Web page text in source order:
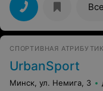
СПОРТИВНАЯ
UrbanSport
Минск, ул. Немига, 3